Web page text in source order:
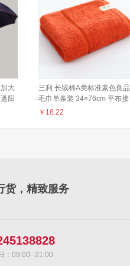
大
阳
务
三利 长绒棉A类标准素色良品
毛巾单条装 34×76cm 平布接
缝 100g/条 绯红色
￥ 16.22
货，精致服务
：09:00--21:00